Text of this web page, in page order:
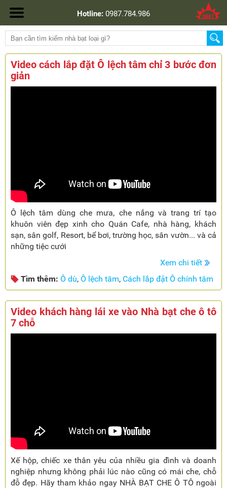
Hotline: 0987.784.986
Video cách lắp đặt Ô lệch tâm chỉ 3 bước đơn
giản
Ô lệch tâm dùng che mưa, che nắng và trang trí tạo
khuôn viên đẹp xinh cho Quán Cafe, nhà hàng, khách
sạn, sân golf, Resort, bể bơi, trường học, sân vườn... và cả
những tiệc cưới
Xem chi tiết
Tìm thêm: Ô dù, Ô lệch tâm, Cách lắp đặt Ô chính tâm
Video khách hàng lái xe vào Nhà bạt che ô tô
7 chỗ
Xế hộp, chiếc xe thân yêu của nhiều gia đình và doanh
nghiệp nhưng không phải lúc nào cũng có mái che, chỗ
đỗ đẹp. Hãy tham khảo ngay NHÀ BẠT CHE Ô TÔ ngoài